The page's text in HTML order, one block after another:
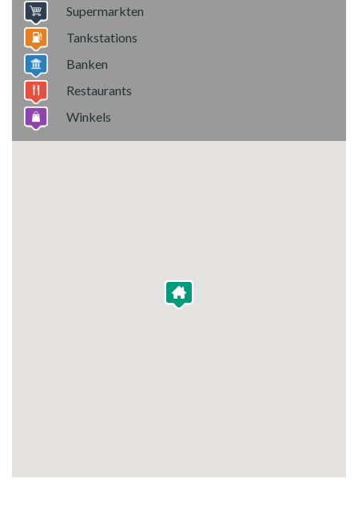
Supermarkten
Tankstations
Banken
Restaurants
Winkels